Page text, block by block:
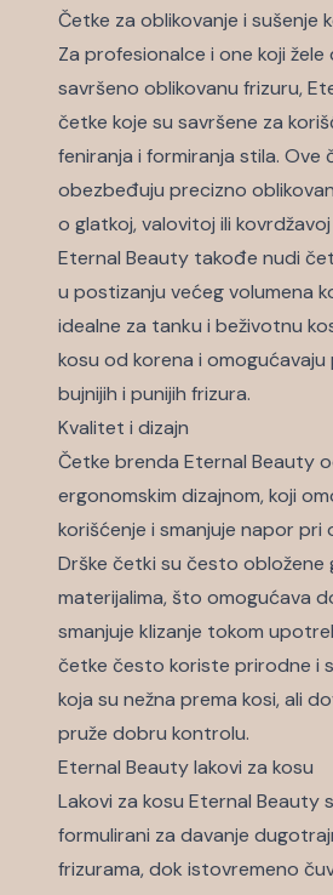
Četke za oblikovanje i sušenje
Za profesionalce i one koji
savršeno oblikovanu frizuru,
četke koje su savršene za
feniranja i formiranja stila. Ove
obezbeđuju precizno
o glatkoj, valovitoj ili kovrdžavoj
Eternal Beauty takođe nudi
u postizanju većeg volumena
idealne za tanku i beživotnu
kosu od korena i omogućavaju
bujnijih i punijih frizura.
Kvalitet i dizajn
Četke brenda Eternal Beauty
ergonomskim dizajnom, koji
korišćenje i smanjuje napor pri
Drške četki su često obložene
materijalima, što omogućava
smanjuje klizanje tokom
četke često koriste prirodne i
koja su nežna prema kosi, ali
pruže dobru kontrolu.
Eternal Beauty lakovi za kosu
Lakovi za kosu Eternal Beauty
formulirani za davanje
frizurama, dok istovremeno